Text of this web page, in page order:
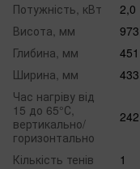
Потужність, кВт
2,0
Висота, мм
973
Глибина, мм
451
Ширина, мм
433
Час нагріву від
15 до 65°С,
вертикально/
горизонтально
242
Кількість тенів
1